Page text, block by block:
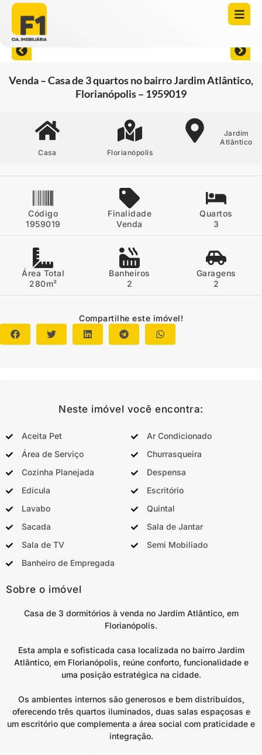
Venda – Casa de 3 quartos no bairro Jardim Atlântico,
Florianópolis – 1959019
Casa Florianópolis
Jardim
Atlântico
Código
1959019
Finalidade
Venda
Quartos
3
Área Total
280m²
Banheiros
2
Garagens
2
Compartilhe este imóvel!
Neste imóvel você encontra:
Aceita Pet
Ar Condicionado
Área de Serviço
Churrasqueira
Cozinha Planejada
Despensa
Edícula
Escritório
Lavabo
Quintal
Sacada
Sala de Jantar
Sala de TV
Semi Mobiliado
Banheiro de Empregada
Sobre o imóvel
Casa de 3 dormitórios à venda no Jardim Atlântico, em
Florianópolis.
Esta ampla e sofisticada casa localizada no bairro Jardim
Atlântico, em Florianópolis, reúne conforto, funcionalidade e
uma posição estratégica na cidade.
Os ambientes internos são generosos e bem distribuídos,
oferecendo três quartos iluminados, duas salas espaçosas e
um escritório que complementa a área social com praticidade e
integração.